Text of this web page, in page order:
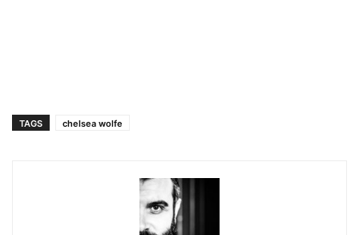
TAGS chelsea wolfe